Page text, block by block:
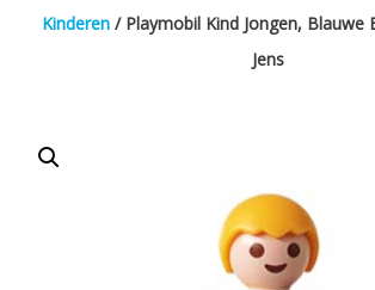
Kinderen / Playmobil Kind Jongen, Blauwe
Jens